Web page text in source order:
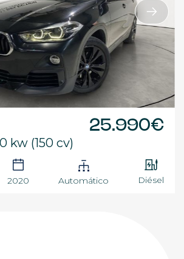
kw (150 cv)
25.990€
2020 Automático Diésel